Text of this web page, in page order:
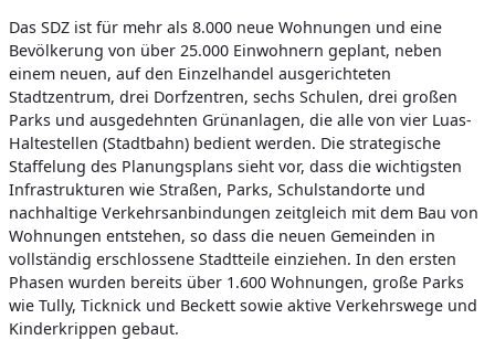
Das SDZ ist für mehr als 8.000 neue Wohnungen und eine
Bevölkerung von über 25.000 Einwohnern geplant, neben
einem neuen, auf den Einzelhandel ausgerichteten
Stadtzentrum, drei Dorfzentren, sechs Schulen, drei großen
Parks und ausgedehnten Grünanlagen, die alle von vier Luas-
Haltestellen (Stadtbahn) bedient werden. Die strategische
Staffelung des Planungsplans sieht vor, dass die wichtigsten
Infrastrukturen wie Straßen, Parks, Schulstandorte und
nachhaltige Verkehrsanbindungen zeitgleich mit dem Bau von
Wohnungen entstehen, so dass die neuen Gemeinden in
vollständig erschlossene Stadtteile einziehen. In den ersten
Phasen wurden bereits über 1.600 Wohnungen, große Parks
wie Tully, Ticknick und Beckett sowie aktive Verkehrswege und
Kinderkrippen gebaut.